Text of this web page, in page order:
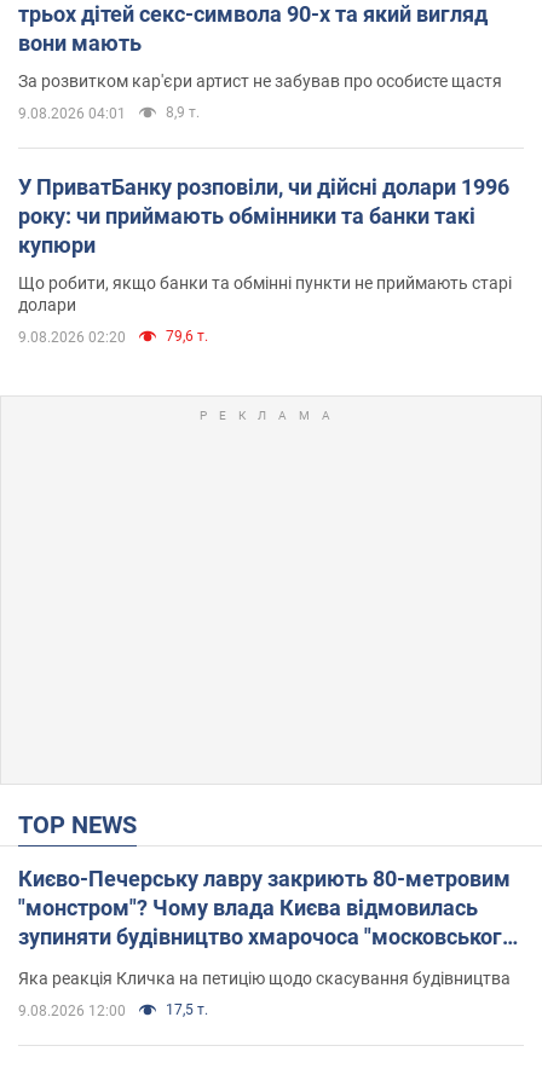
трьох дітей секс-символа 90-х та який вигляд
вони мають
За розвитком кар'єри артист не забував про особисте щастя
9.08.2026 04:01 8,9 т.
У ПриватБанку розповіли, чи дійсні долари 1996
року: чи приймають обмінники та банки такі
купюри
Що робити, якщо банки та обмінні пункти не приймають старі
долари
9.08.2026 02:20 79,6 т.
TOP NEWS
Києво-Печерську лавру закриють 80-метровим
"монстром"? Чому влада Києва відмовилась
зупиняти будівництво хмарочоса "московського
вірянина"
Яка реакція Кличка на петицію щодо скасування будівництва
9.08.2026 12:00 17,5 т.